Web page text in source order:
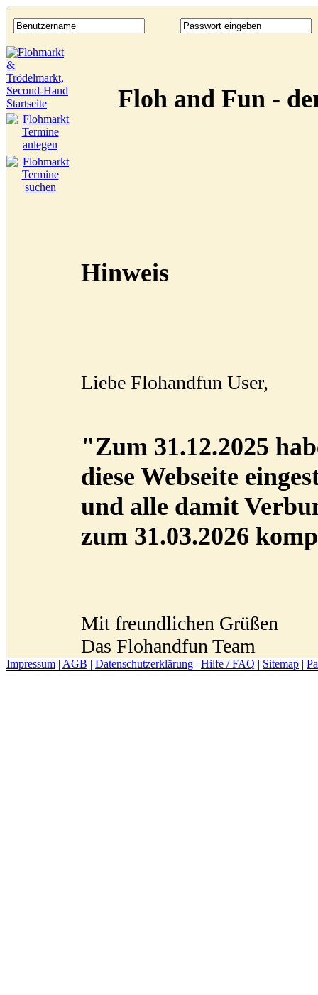
Floh and Fun -
Hinweis
Liebe Flohandfun User,
"Zum 31.12.2025
diese Webseite
und alle damit
zum 31.03.2026
Mit freundlichen Grüßen
Das Flohandfun Team
Impressum | AGB | Datenschutzerklärung | Hilfe / FAQ | Sitemap |